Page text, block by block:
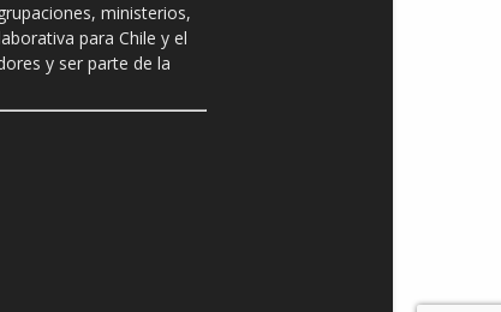
ministerios,
para Chile y el
y ser parte de la